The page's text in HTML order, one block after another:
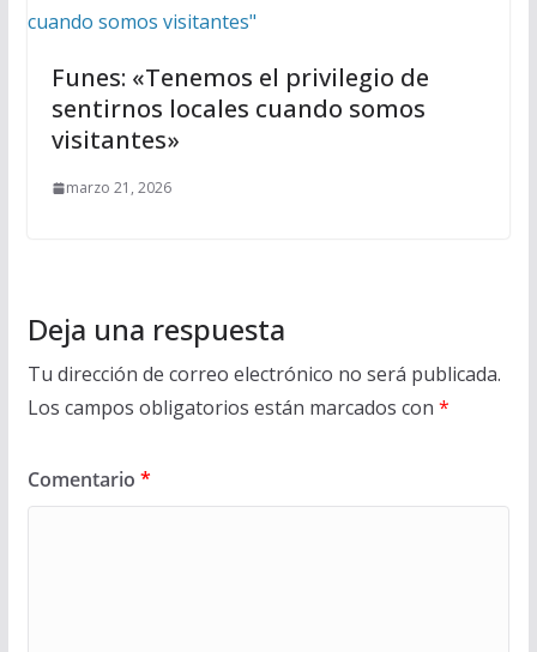
Funes: «Tenemos el privilegio de
sentirnos locales cuando somos
visitantes»
marzo 21, 2026
Deja una respuesta
Tu dirección de correo electrónico no será publicada.
Los campos obligatorios están marcados con *
Comentario *